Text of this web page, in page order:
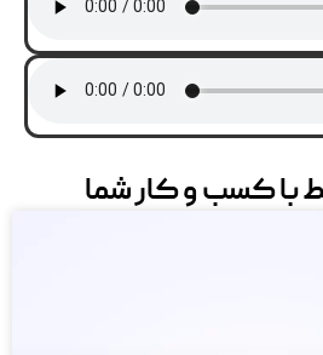
با کسب و کار شما